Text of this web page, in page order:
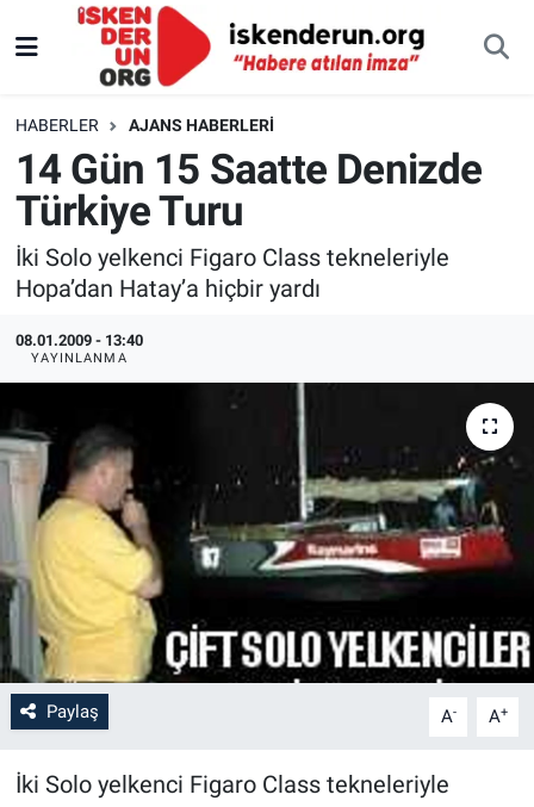
HABERLER AJANS HABERLERI
14 Gün 15 Saatte Denizde
Türkiye Turu
İki Solo yelkenci Figaro Class tekneleriyle
Hopa’dan Hatay’a hiçbir yardı
08.01.2009 - 13:40
YAYINLANMA
Paylaş A- A+
İki Solo yelkenci Figaro Class tekneleriyle